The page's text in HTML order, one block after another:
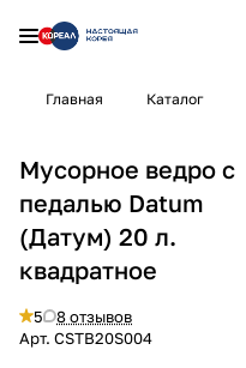
Главная Каталог
Мусорное ведро с
педалью Datum
(Датум) 20 л.
квадратное
5
8 отзывов
Арт. CSTB20S004